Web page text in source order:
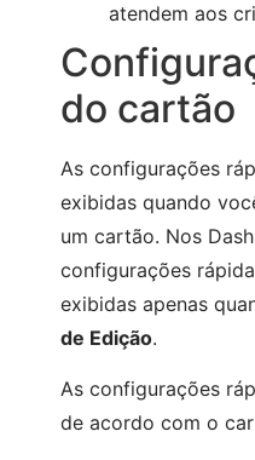
atendem aos
do cartão
As configurações
exibidas quando
um cartão. Nos
configurações
exibidas apenas
de Edição.
As configurações
de acordo com o